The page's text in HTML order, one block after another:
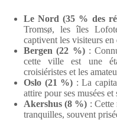
Le Nord (35 % des
Tromsø, les îles
captivent les visiteurs en
Bergen (22 %):
cette ville est une
croisiéristes et les
Oslo (21 %) : La
attire pour ses musées
Akershus (8 %) : Cette
tranquilles, souvent